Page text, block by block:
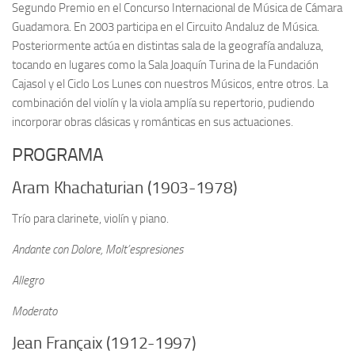
Segundo Premio en el Concurso Internacional de Música de Cámara
Guadamora. En 2003 participa en el Circuito Andaluz de Música.
Posteriormente actúa en distintas sala de la geografía andaluza,
tocando en lugares como la Sala Joaquín Turina de la Fundación
Cajasol y el Ciclo Los Lunes con nuestros Músicos, entre otros. La
combinación del violín y la viola amplía su repertorio, pudiendo
incorporar obras clásicas y románticas en sus actuaciones.
PROGRAMA
Aram Khachaturian (1903-1978)
Trío para clarinete, violín y piano.
Andante con Dolore, Molt’espresiones
Allegro
Moderato
Jean Françaix (1912-1997)